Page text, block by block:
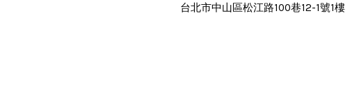
台北市中山區松江路100巷12-1號1樓